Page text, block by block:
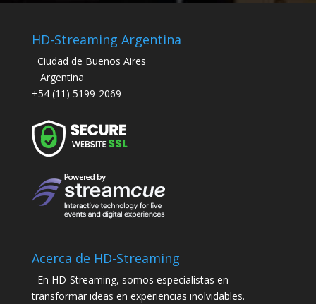
HD-Streaming Argentina
Ciudad de Buenos Aires
Argentina
+54 (11) 5199-2069
Acerca de HD-Streaming
En HD-Streaming, somos especialistas en
transformar ideas en experiencias inolvidables.